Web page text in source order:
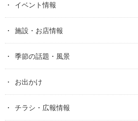
イベント情報
施設・お店情報
季節の話題・風景
お出かけ
チラシ・広報情報